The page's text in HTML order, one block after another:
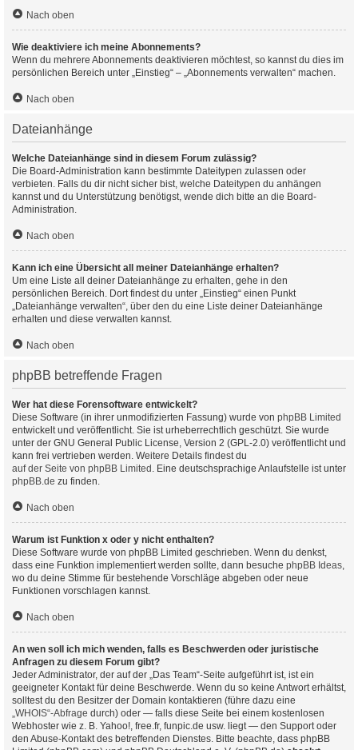
Nach oben
Wie deaktiviere ich meine Abonnements?
Wenn du mehrere Abonnements deaktivieren möchtest, so kannst du dies im
persönlichen Bereich unter „Einstieg“ – „Abonnements verwalten“ machen.
Nach oben
Dateianhänge
Welche Dateianhänge sind in diesem Forum zulässig?
Die Board-Administration kann bestimmte Dateitypen zulassen oder
verbieten. Falls du dir nicht sicher bist, welche Dateitypen du anhängen
kannst und du Unterstützung benötigst, wende dich bitte an die Board-
Administration.
Nach oben
Kann ich eine Übersicht all meiner Dateianhänge erhalten?
Um eine Liste all deiner Dateianhänge zu erhalten, gehe in den
persönlichen Bereich. Dort findest du unter „Einstieg“ einen Punkt
„Dateianhänge verwalten“, über den du eine Liste deiner Dateianhänge
erhalten und diese verwalten kannst.
Nach oben
phpBB betreffende Fragen
Wer hat diese Forensoftware entwickelt?
Diese Software (in ihrer unmodifizierten Fassung) wurde von phpBB Limited
entwickelt und veröffentlicht. Sie ist urheberrechtlich geschützt. Sie wurde
unter der GNU General Public License, Version 2 (GPL-2.0) veröffentlicht und
kann frei vertrieben werden. Weitere Details findest du
auf der Seite von phpBB Limited . Eine deutschsprachige Anlaufstelle ist unter
phpBB.de zu finden.
Nach oben
Warum ist Funktion x oder y nicht enthalten?
Diese Software wurde von phpBB Limited geschrieben. Wenn du denkst,
dass eine Funktion implementiert werden sollte, dann besuche phpBB Ideas,
wo du deine Stimme für bestehende Vorschläge abgeben oder neue
Funktionen vorschlagen kannst.
Nach oben
An wen soll ich mich wenden, falls es Beschwerden oder juristische
Anfragen zu diesem Forum gibt?
Jeder Administrator, der auf der „Das Team“-Seite aufgeführt ist, ist ein
geeigneter Kontakt für deine Beschwerde. Wenn du so keine Antwort erhältst,
solltest du den Besitzer der Domain kontaktieren (führe dazu eine
„WHOIS“-Abfrage durch) oder — falls diese Seite bei einem kostenlosen
Webhoster wie z. B. Yahoo!, free.fr, funpic.de usw. liegt — den Support oder
den Abuse-Kontakt des betreffenden Dienstes. Bitte beachte, dass phpBB